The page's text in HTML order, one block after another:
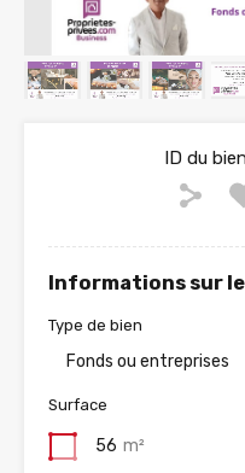
ID du
Informations sur le
Type de bien
Fonds ou entreprises
Surface
56 m²